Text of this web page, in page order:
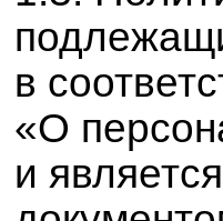
в
«О
и